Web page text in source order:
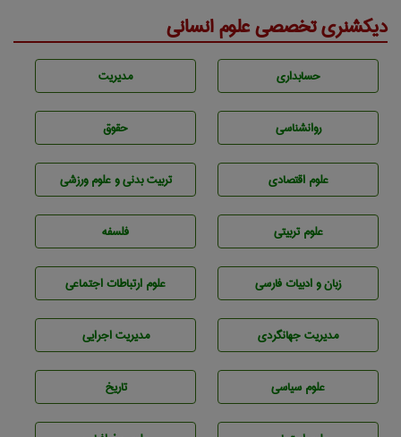
دیکشنری تخصصی علوم انسانی
حسابداری مديريت
روانشناسی حقوق
علوم اقتصادی تربيت بدنی و علوم ورزشی
علوم تربيتی فلسفه
زبان و ادبيات فارسی علوم ارتباطات اجتماعی
مديريت جهانگردی مديريت اجرايی
علوم سياسی تاريخ